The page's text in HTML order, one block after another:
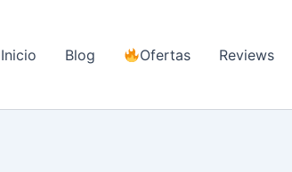
Inicio Blog Ofertas Reviews